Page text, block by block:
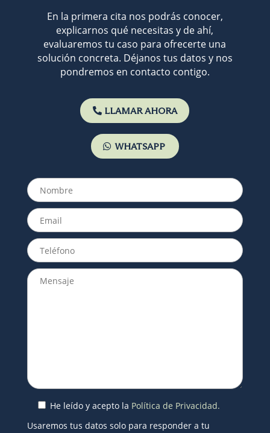
En la primera cita nos podrás conocer,
explicarnos qué necesitas y de ahí,
evaluaremos tu caso para ofrecerte una
solución concreta. Déjanos tus datos y nos
pondremos en contacto contigo.
LLAMAR AHORA
WHATSAPP
He leído y acepto la Política de Privacidad.
Usaremos tus datos solo para responder a tu